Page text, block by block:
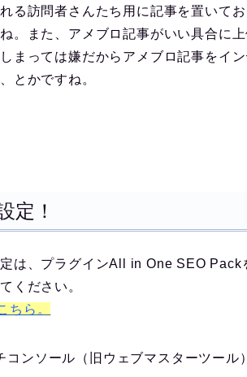
る訪問者さんたち用に記事を置いてお
。また、アメブロ記事がいい具合に
まっては嫌だからアメブロ記事をイン
とかですね。
定！
は、プラグインAll in One SEO Pack
ください。
ら。
ンソール（旧ウェブマスターツール